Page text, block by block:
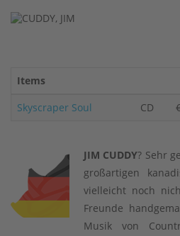
Items
Skyscraper Soul
CD
JIM CUDDY? Sehr
großartigen
vielleicht noch
Freunde
Musik von